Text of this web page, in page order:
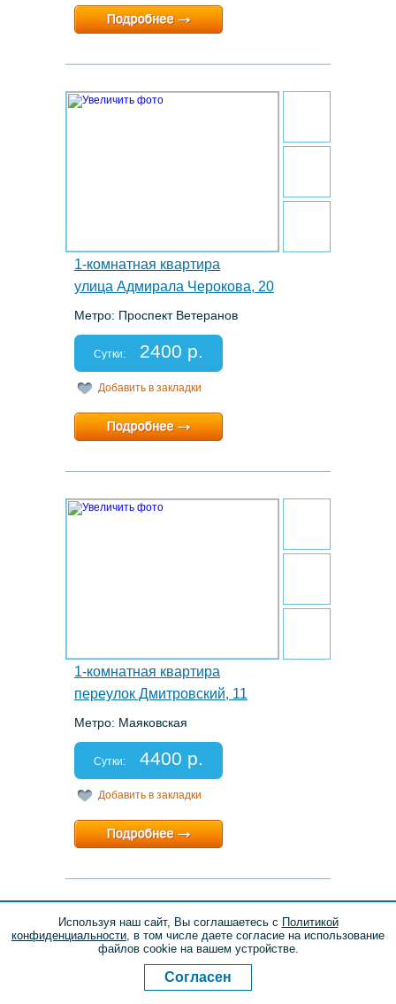
Минимальный срок:1 суток
Расчетный час:12:00
1-комнатная квартира
улица Адмирала Черокова, 20
Метро: Проспект Ветеранов
Спальных мест: 2+2
Отчетные документы: есть
Сутки: 2400 р.
Добавить в закладки
Минимальный срок:1 суток
Расчетный час:12:00
1-комнатная квартира
переулок Дмитровский, 11
Метро: Маяковская
Спальных мест: 2+1
Отчетные документы: есть
Сутки: 4400 р.
Добавить в закладки
Минимальный срок:2 суток
Расчетный час:12:00
Используя наш сайт, Вы соглашаетесь с Политикой
конфиденциальности, в том числе даете согласие на использование
файлов cookie на вашем устройстве.
Согласен